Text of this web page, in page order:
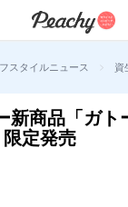
スタイルニュース > 資
新商品「ガト
定発売